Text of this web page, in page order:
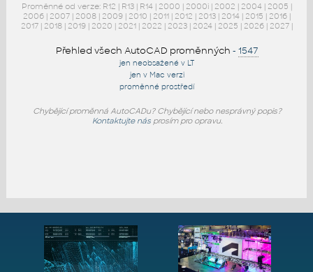
Proměnné od verze: R12 | R13 | R14 | 2000 | 2000i | 2002 | 2004 | 2005 |
2006 | 2007 | 2008 | 2009 | 2010 | 2011 | 2012 | 2013 | 2014 | 2015 | 2016 |
2017 | 2018 | 2019 | 2020 | 2021 | 2022 | 2023 | 2024 | 2025 | 2026 | 2027 |
Přehled všech AutoCAD proměnných - 1547
jen neobsažené v LT
jen v Mac verzi
proměnné prostředí
Chybějící proměnná AutoCADu? Chybějící nebo nesprávný popis?
Kontaktujte násprosím pro opravu.